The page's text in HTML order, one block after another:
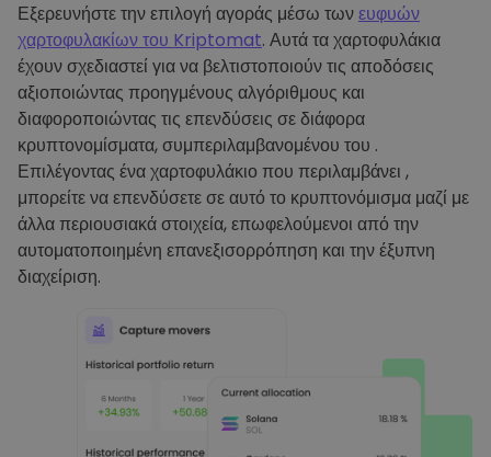
Εξερευνήστε την επιλογή αγοράς μέσω τωνευφυών
χαρτοφυλακίων του Kriptomat. Αυτά τα χαρτοφυλάκια
έχουν σχεδιαστεί για να βελτιστοποιούν τις αποδόσεις
αξιοποιώντας προηγμένους αλγόριθμους και
διαφοροποιώντας τις επενδύσεις σε διάφορα
κρυπτονομίσματα, συμπεριλαμβανομένου του .
Επιλέγοντας ένα χαρτοφυλάκιο που περιλαμβάνει ,
μπορείτε να επενδύσετε σε αυτό το κρυπτονόμισμα μαζί με
άλλα περιουσιακά στοιχεία, επωφελούμενοι από την
αυτοματοποιημένη επανεξισορρόπηση και την έξυπνη
διαχείριση.